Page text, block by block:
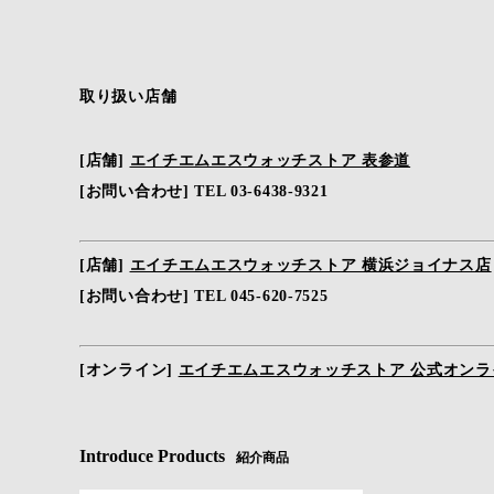
取り扱い店舗
[店舗] エイチエムエスウォッチストア 表参道
[お問い合わせ] TEL 03-6438-9321
[店舗] エイチエムエスウォッチストア 横浜ジョイナス店
[お問い合わせ] TEL 045-620-7525
[オンライン] エイチエムエスウォッチストア 公式オン
Introduce Products 紹介商品